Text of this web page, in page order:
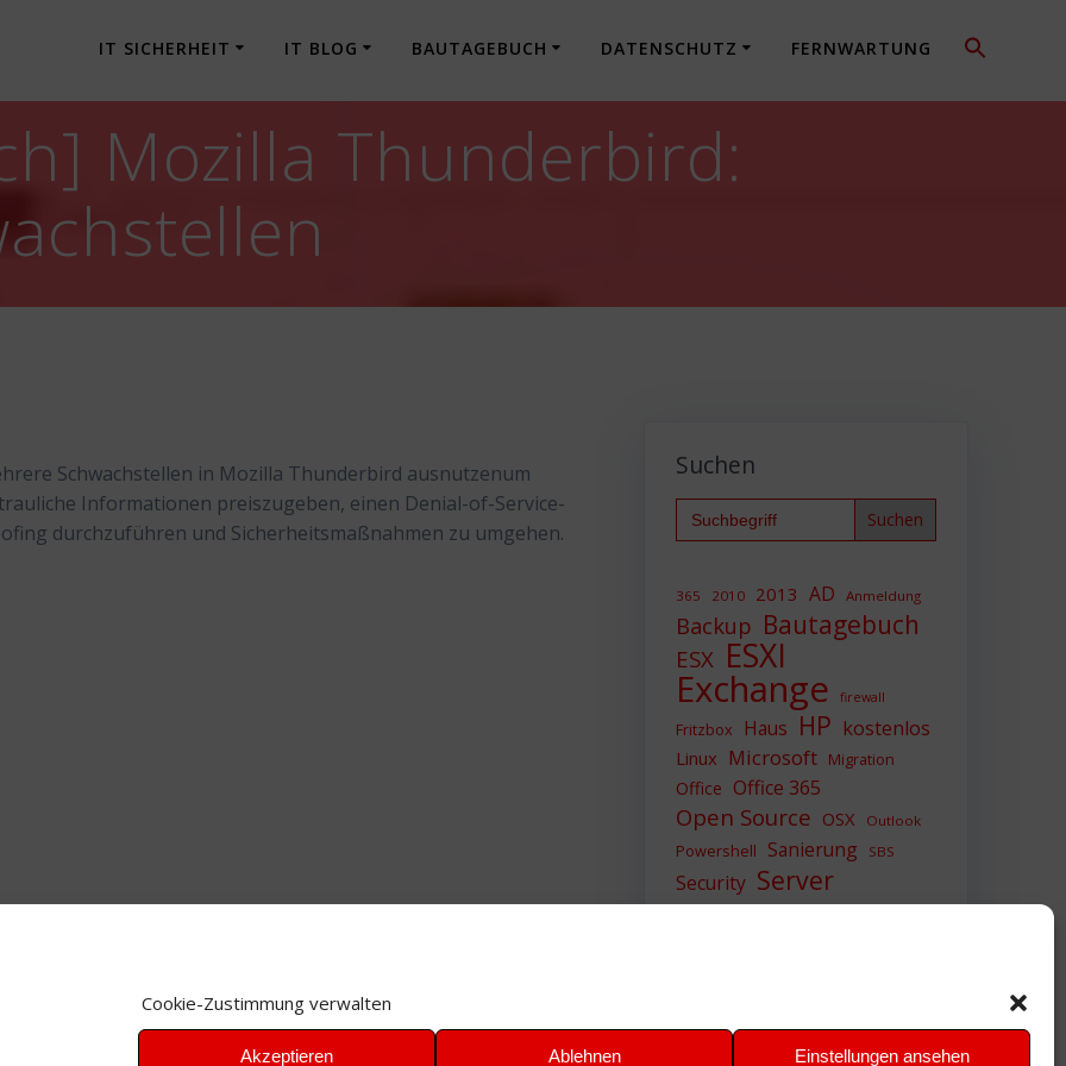
Cookie-Zustimmung verwalten
Akzeptieren Ablehnen Einstellungen ansehen
IT SICHERHEIT IT BLOG BAUTAGEBUCH DATENSCHUTZ FERNWARTUNG
Mozilla Thunderbird:
Schwachstellen in Mozilla Thunderbird ausnutzenum
Informationen preiszugeben, einen Denial-of-Service-
durchzuführen und Sicherheitsmaßnahmen zu umgehen.
Suchen
Search
for:
365 2010 2013 AD Anmeldung
Backup Bautagebuch
ESX ESXI
Exchange firewall
Fritzbox Haus HP kostenlos
Linux Microsoft Migration
Office Office 365
Open Source OSX Outlook
Powershell Sanierung SBS
Security Server
Sicherheit SIEM
VMWare VPN WAZUH